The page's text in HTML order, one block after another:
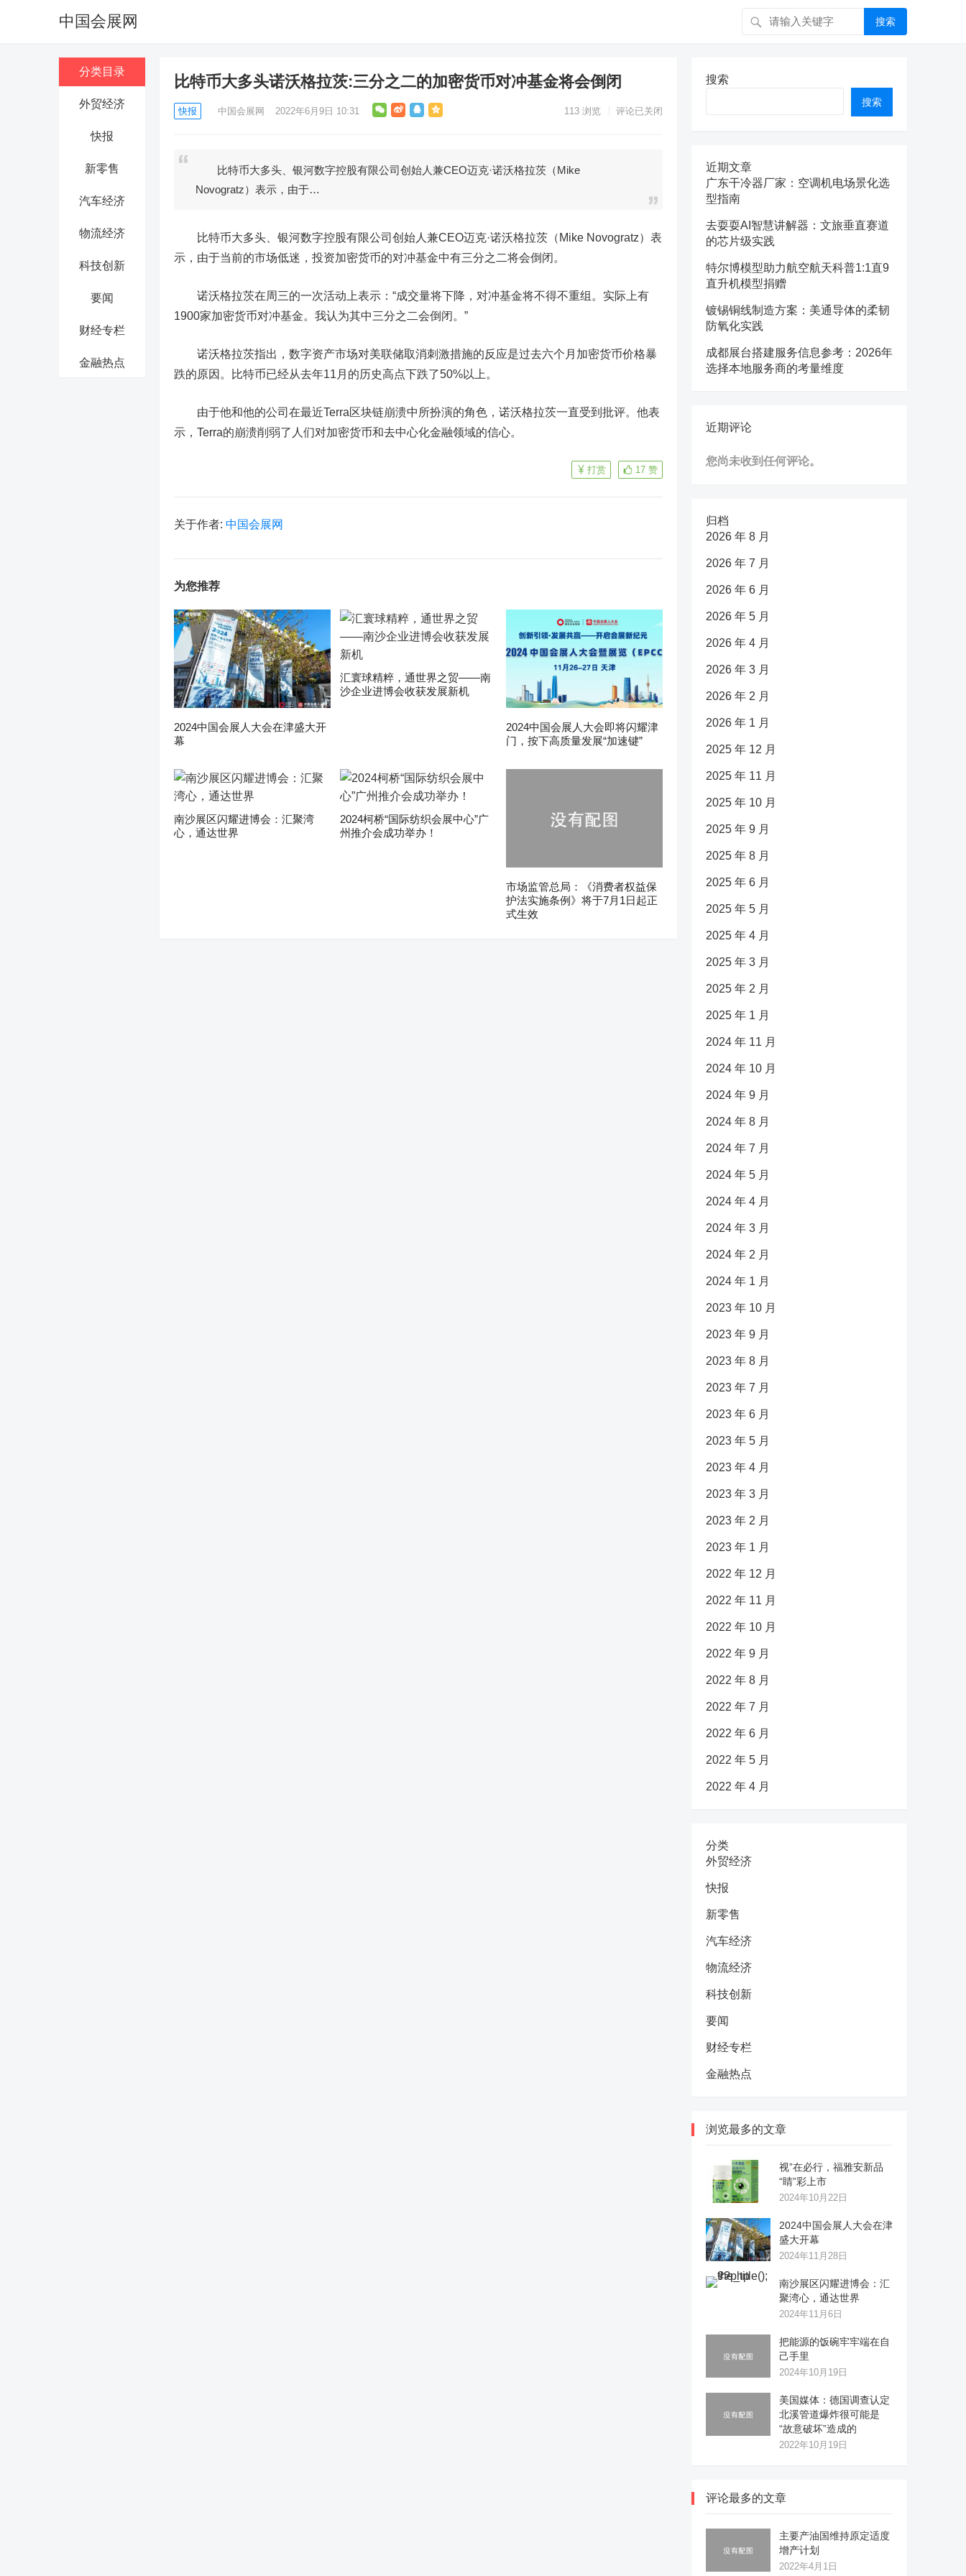
中国会展网 搜索
分类目录
外贸经济
快报
新零售
汽车经济
物流经济
科技创新
要闻
财经专栏
金融热点
比特币大多头诺沃格拉茨:三分之二的加密货币对冲基金将会倒闭
快报 中国会展网 2022年6月9日 10:31 113 浏览 评论已关闭
比特币大多头、银河数字控股有限公司创始人兼CEO迈克·诺沃格拉茨（Mike
Novogratz）表示，由于…
比特币大多头、银河数字控股有限公司创始人兼CEO迈克·诺沃格拉茨（Mike Novogratz）表
示，由于当前的市场低迷，投资加密货币的对冲基金中有三分之二将会倒闭。
诺沃格拉茨在周三的一次活动上表示：“成交量将下降，对冲基金将不得不重组。实际上有
1900家加密货币对冲基金。我认为其中三分之二会倒闭。”
诺沃格拉茨指出，数字资产市场对美联储取消刺激措施的反应是过去六个月加密货币价格暴
跌的原因。比特币已经从去年11月的历史高点下跌了50%以上。
由于他和他的公司在最近Terra区块链崩溃中所扮演的角色，诺沃格拉茨一直受到批评。他表
示，Terra的崩溃削弱了人们对加密货币和去中心化金融领域的信心。
17 赞
打赏
关于作者: 中国会展网
为您推荐
2024中国会展人大会在津盛大开
幕
汇寰球精粹，通世界之贸——南
沙企业进博会收获发展新机
2024中国会展人大会即将闪耀津
门，按下高质量发展“加速键”
南沙展区闪耀进博会：汇聚湾
心，通达世界
2024柯桥“国际纺织会展中心”广
州推介会成功举办！
市场监管总局：《消费者权益保
护法实施条例》将于7月1日起正
式生效
搜索
搜索
近期文章
广东干冷器厂家：空调机电场景化选
型指南
去耍耍AI智慧讲解器：文旅垂直赛道
的芯片级实践
特尔博模型助力航空航天科普1:1直9
直升机模型捐赠
镀锡铜线制造方案：美通导体的柔韧
防氧化实践
成都展台搭建服务信息参考：2026年
选择本地服务商的考量维度
近期评论
您尚未收到任何评论。
归档
2026 年 8 月
2026 年 7 月
2026 年 6 月
2026 年 5 月
2026 年 4 月
2026 年 3 月
2026 年 2 月
2026 年 1 月
2025 年 12 月
2025 年 11 月
2025 年 10 月
2025 年 9 月
2025 年 8 月
2025 年 6 月
2025 年 5 月
2025 年 4 月
2025 年 3 月
2025 年 2 月
2025 年 1 月
2024 年 11 月
2024 年 10 月
2024 年 9 月
2024 年 8 月
2024 年 7 月
2024 年 5 月
2024 年 4 月
2024 年 3 月
2024 年 2 月
2024 年 1 月
2023 年 10 月
2023 年 9 月
2023 年 8 月
2023 年 7 月
2023 年 6 月
2023 年 5 月
2023 年 4 月
2023 年 3 月
2023 年 2 月
2023 年 1 月
2022 年 12 月
2022 年 11 月
2022 年 10 月
2022 年 9 月
2022 年 8 月
2022 年 7 月
2022 年 6 月
2022 年 5 月
2022 年 4 月
分类
外贸经济
快报
新零售
汽车经济
物流经济
科技创新
要闻
财经专栏
金融热点
浏览最多的文章
视”在必行，福雅安新品
“睛”彩上市
2024年10月22日
2024中国会展人大会在津
盛大开幕
2024年11月28日
南沙展区闪耀进博会：汇
聚湾心，通达世界
2024年11月6日
把能源的饭碗牢牢端在自
己手里
2024年10月19日
美国媒体：德国调查认定
北溪管道爆炸很可能是
“故意破坏”造成的
2022年10月19日
评论最多的文章
主要产油国维持原定适度
增产计划
2022年4月1日